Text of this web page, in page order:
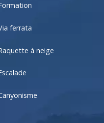
ferrata
à neige